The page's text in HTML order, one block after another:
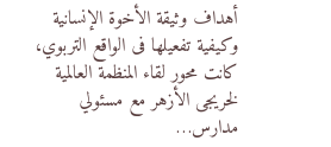
أهداف وثيقة الأخوة الإنسانية
وكيفية تفعيلها فى الواقع التربوي،
كانت محور لقاء المنظمة العالمية
لخريجى الأزهر مع مسئولي
مدارس…